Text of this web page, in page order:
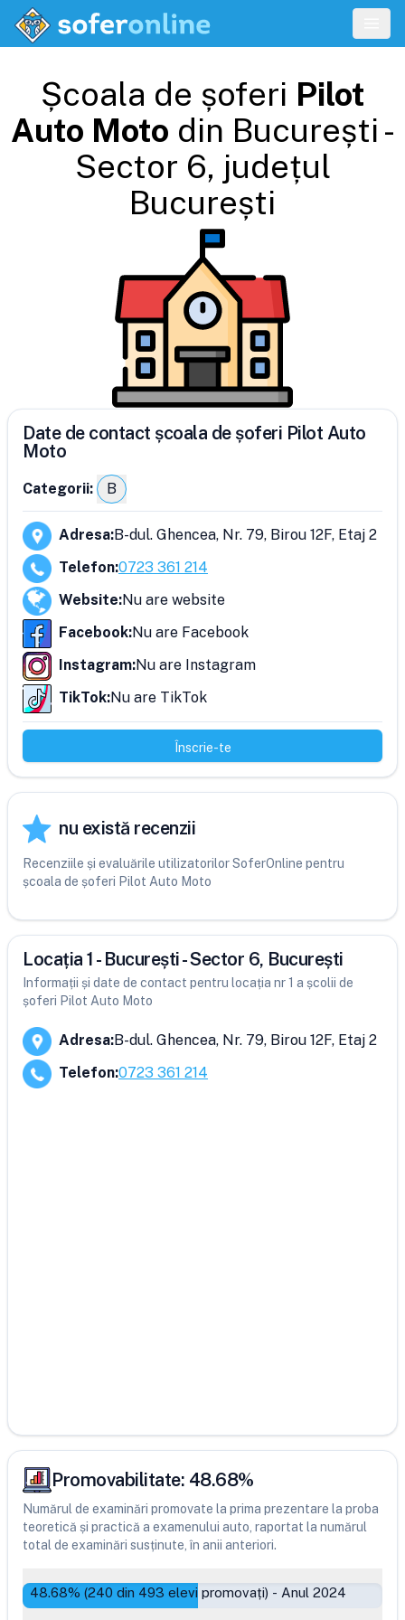
Școala de șoferi Pilot
Auto Moto din București -
Sector 6, județul
București
Date de contact școala de șoferi Pilot Auto
Moto
Categorii: B
Adresa:B-dul. Ghencea, Nr. 79, Birou 12F, Etaj 2
Telefon:0723 361 214
Website:Nu are website
Facebook:Nu are Facebook
Instagram:Nu are Instagram
TikTok:Nu are TikTok
Înscrie-te
nu există recenzii
Recenziile și evaluările utilizatorilor SoferOnline pentru
școala de șoferi Pilot Auto Moto
Locația 1 - București - Sector 6, București
Informații și date de contact pentru locația nr 1 a școlii de
șoferi Pilot Auto Moto
Adresa:B-dul. Ghencea, Nr. 79, Birou 12F, Etaj 2
Telefon:0723 361 214
Promovabilitate: 48.68%
Numărul de examinări promovate la prima prezentare la proba
teoretică și practică a examenului auto, raportat la numărul
total de examinări susținute, în anii anteriori.
48.68% (240 din 493 elevi promovați) - Anul 2024